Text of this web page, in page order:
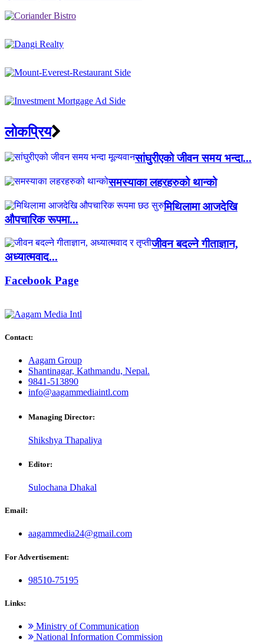
लाेकप्रिय
सांघुरीएको जीवन समय भन्दा...
समस्याका लहरहरुको थान्को
मिथिलामा आजदेखि
औपचारिक रूपमा...
जीवन बदल्ने गीताज्ञान,
अध्यात्मवाद...
Facebook Page
Contact:
Aagam Group
Shantinagar, Kathmandu, Nepal.
9841-513890
info@aagammediaintl.com
Managing Director:
Shikshya Thapaliya
Editor:
Sulochana Dhakal
Email:
aagammedia24@gmail.com
For Advertisement:
98510-75195
Links:
Ministry of Communication
National Information Commission